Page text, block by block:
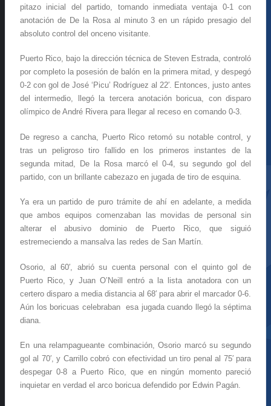
pitazo inicial del partido, tomando inmediata ventaja 0-1 con
anotación de De la Rosa al minuto 3 en un rápido presagio del
absoluto control del onceno visitante.
Puerto Rico, bajo la dirección técnica de Steven Estrada, controló
por completo la posesión de balón en la primera mitad, y despegó
0-2 con gol de José ‘Picu’ Rodríguez al 22′. Entonces, justo antes
del intermedio, llegó la tercera anotación boricua, con disparo
olímpico de André Rivera para llegar al receso en comando 0-3.
De regreso a cancha, Puerto Rico retomó su notable control, y
tras un peligroso tiro fallido en los primeros instantes de la
segunda mitad, De la Rosa marcó el 0-4, su segundo gol del
partido, con un brillante cabezazo en jugada de tiro de esquina.
Ya era un partido de puro trámite de ahí en adelante, a medida
que ambos equipos comenzaban las movidas de personal sin
alterar el abusivo dominio de Puerto Rico, que siguió
estremeciendo a mansalva las redes de San Martín.
Osorio, al 60′, abrió su cuenta personal con el quinto gol de
Puerto Rico, y Juan O’Neill entró a la lista anotadora con un
certero disparo a media distancia al 68′ para abrir el marcador 0-6.
Aún los boricuas celebraban esa jugada cuando llegó la séptima
diana.
En una relampagueante combinación, Osorio marcó su segundo
gol al 70′, y Carrillo cobró con efectividad un tiro penal al 75′ para
despegar 0-8 a Puerto Rico, que en ningún momento pareció
inquietar en verdad el arco boricua defendido por Edwin Pagán.